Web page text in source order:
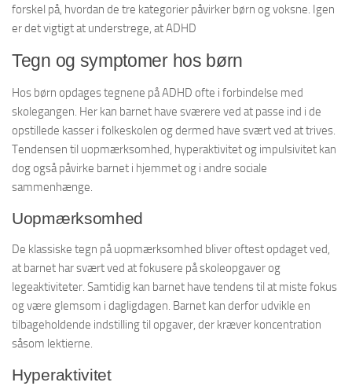
forskel på, hvordan de tre kategorier påvirker børn og voksne. Igen
er det vigtigt at understrege, at ADHD
Tegn og symptomer hos børn
Hos børn opdages tegnene på ADHD ofte i forbindelse med
skolegangen. Her kan barnet have sværere ved at passe ind i de
opstillede kasser i folkeskolen og dermed have svært ved at trives.
Tendensen til uopmærksomhed, hyperaktivitet og impulsivitet kan
dog også påvirke barnet i hjemmet og i andre sociale
sammenhænge.
Uopmærksomhed
De klassiske tegn på uopmærksomhed bliver oftest opdaget ved,
at barnet har svært ved at fokusere på skoleopgaver og
legeaktiviteter. Samtidig kan barnet have tendens til at miste fokus
og være glemsom i dagligdagen. Barnet kan derfor udvikle en
tilbageholdende indstilling til opgaver, der kræver koncentration
såsom lektierne.
Hyperaktivitet